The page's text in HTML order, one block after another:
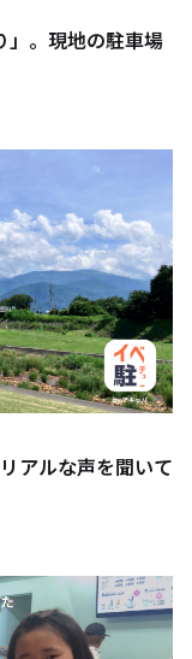
」。現地の駐車場
アルな声を聞いて